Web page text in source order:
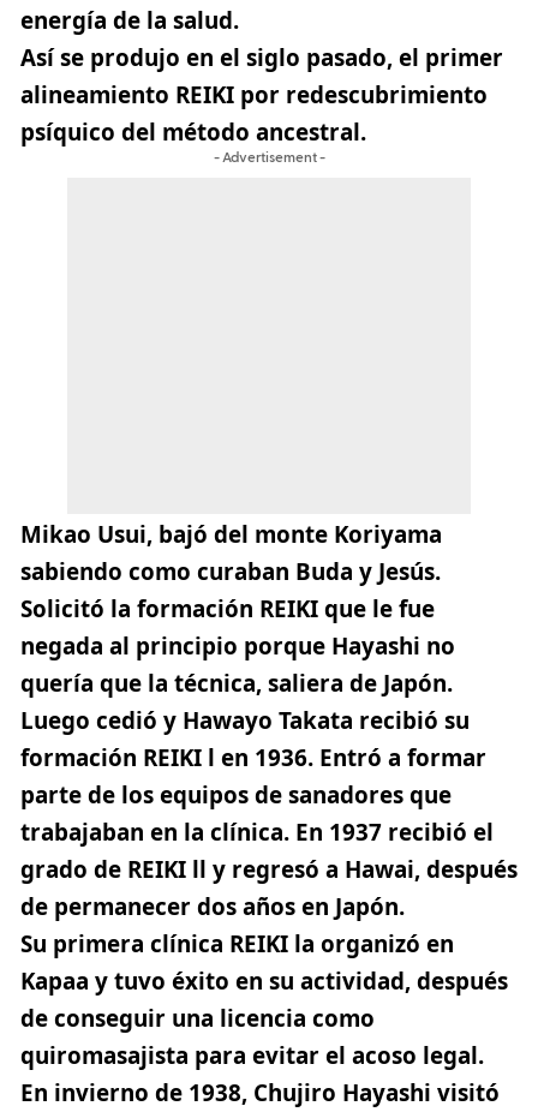
energía de la salud.
Así se produjo en el siglo pasado, el primer
alineamiento REIKI por redescubrimiento
psíquico del método ancestral.
- Advertisement -
Mikao Usui, bajó del monte Koriyama
sabiendo como curaban Buda y Jesús.
Solicitó la formación REIKI que le fue
negada al principio porque Hayashi no
quería que la técnica, saliera de Japón.
Luego cedió y Hawayo Takata recibió su
formación REIKI l en 1936. Entró a formar
parte de los equipos de sanadores que
trabajaban en la clínica. En 1937 recibió el
grado de REIKI ll y regresó a Hawai, después
de permanecer dos años en Japón.
Su primera clínica REIKI la organizó en
Kapaa y tuvo éxito en su actividad, después
de conseguir una licencia como
quiromasajista para evitar el acoso legal.
En invierno de 1938, Chujiro Hayashi visitó